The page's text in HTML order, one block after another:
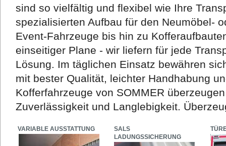
sind so vielfältig und flexibel wie Ihre
spezialisierten Aufbau für den Neumöbel-
Event-Fahrzeuge bis hin zu
einseitiger Plane - wir liefern für jede
Lösung. Im täglichen Einsatz bewähren
mit bester Qualität, leichter Handhabung
Kofferfahrzeuge von SOMMER
Zuverlässigkeit und Langlebigkeit.
VARIABLE AUSSTATTUNG
SALS
LADUNGSSICHERUNG